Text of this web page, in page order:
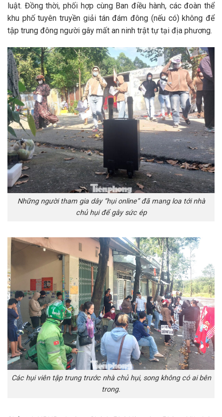
luật. Đồng thời, phối hợp cùng Ban điều hành, các đoàn thể
khu phố tuyên truyền giải tán đám đông (nếu có) không để
tập trung đông người gây mất an ninh trật tự tại địa phương.
Những người tham gia dây “hụi online” đã mang loa tới nhà
chủ hụi để gây sức ép
Các hụi viên tập trung trước nhà chủ hụi, song không có ai bên
trong.